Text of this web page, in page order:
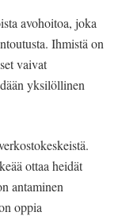
avohoitoa, joka
Ihmistä on
vaivat
yksilöllinen
ottaa heidät
antaminen
oppia